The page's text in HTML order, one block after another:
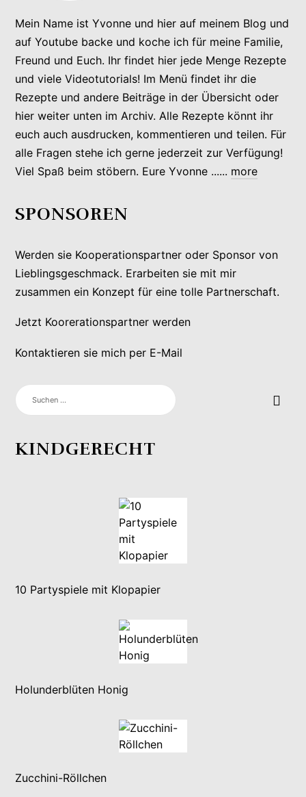
Mein Name ist Yvonne und hier auf meinem Blog und
auf Youtube backe und koche ich für meine Familie,
Freund und Euch. Ihr findet hier jede Menge Rezepte
und viele Videotutorials! Im Menü findet ihr die
Rezepte und andere Beiträge in der Übersicht oder
hier weiter unten im Archiv. Alle Rezepte könnt ihr
euch auch ausdrucken, kommentieren und teilen. Für
alle Fragen stehe ich gerne jederzeit zur Verfügung!
Viel Spaß beim stöbern. Eure Yvonne ...... more
SPONSOREN
Werden sie Kooperationspartner oder Sponsor von
Lieblingsgeschmack. Erarbeiten sie mit mir
zusammen ein Konzept für eine tolle Partnerschaft.
Jetzt Koorerationspartner werden
Kontaktieren sie mich per E-Mail
SUCHEN
NACH:
KINDGERECHT
10 Partyspiele mit Klopapier
Holunderblüten Honig
Zucchini-Röllchen